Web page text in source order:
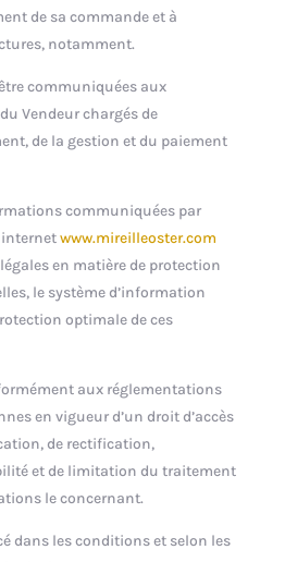
de sa commande et à
notamment.
communiquées aux
Vendeur chargés de
de la gestion et du paiement
communiquées par
internetwww.mireilleoster.com
en matière de protection
le système d’information
optimale de ces
aux réglementations
en vigueur d’un droit d’accès
de rectification,
et de limitation du traitement
le concernant.
dans les conditions et selon les